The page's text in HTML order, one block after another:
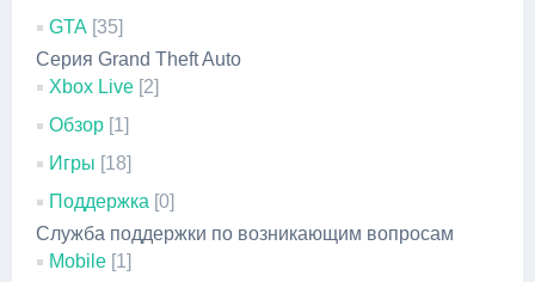
GTA [35]
Серия Grand Theft Auto
Xbox Live [2]
Обзор [1]
Игры [18]
Поддержка [0]
Служба поддержки по возникающим вопросам
Mobile [1]